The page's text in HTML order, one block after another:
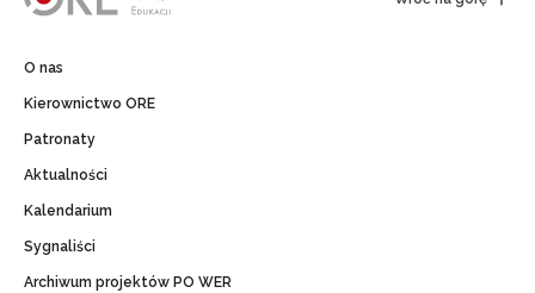
O nas
Kierownictwo ORE
Patronaty
Aktualności
Kalendarium
Sygnaliści
Archiwum projektów PO WER